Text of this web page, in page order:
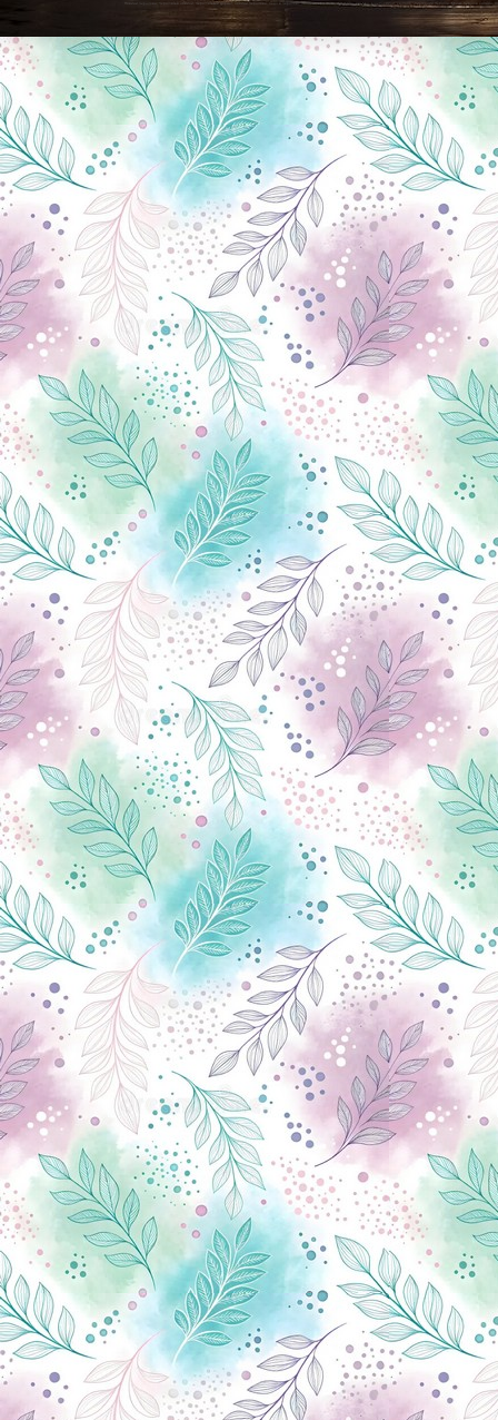
Новини Чернігова, Чернігівські новини, Чернігівський формат, новини Чернігова, події в Чернігові: політика, економіка, аналітика, культура, відеоновини, екологія, спортивний Чернігів, туризм, Чернігів